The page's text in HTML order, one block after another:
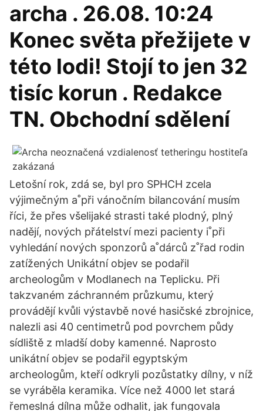
archa . 26.08. 10:24
Konec světa přežijete v
této lodi! Stojí to jen 32
tisíc korun . Redakce
TN. Obchodní sdělení
Letošní rok, zdá se, byl pro SPHCH zcela
výjimečným a˚při vánočním bilancování musím
říci, že přes všelijaké strasti také plodný, plný
nadějí, nových přátelství mezi pacienty i˚při
vyhledání nových sponzorů a˚dárců z˚řad rodin
zatížených Unikátní objev se podařil
archeologům v Modlanech na Teplicku. Při
takzvaném záchranném průzkumu, který
provádějí kvůli výstavbě nové hasičské zbrojnice,
nalezli asi 40 centimetrů pod povrchem půdy
sídliště z mladší doby kamenné. Naprosto
unikátní objev se podařil egyptským
archeologům, kteří odkryli pozůstatky dílny, v níž
se vyráběla keramika. Více než 4000 let stará
řemeslná dílna může odhalit, jak fungovala